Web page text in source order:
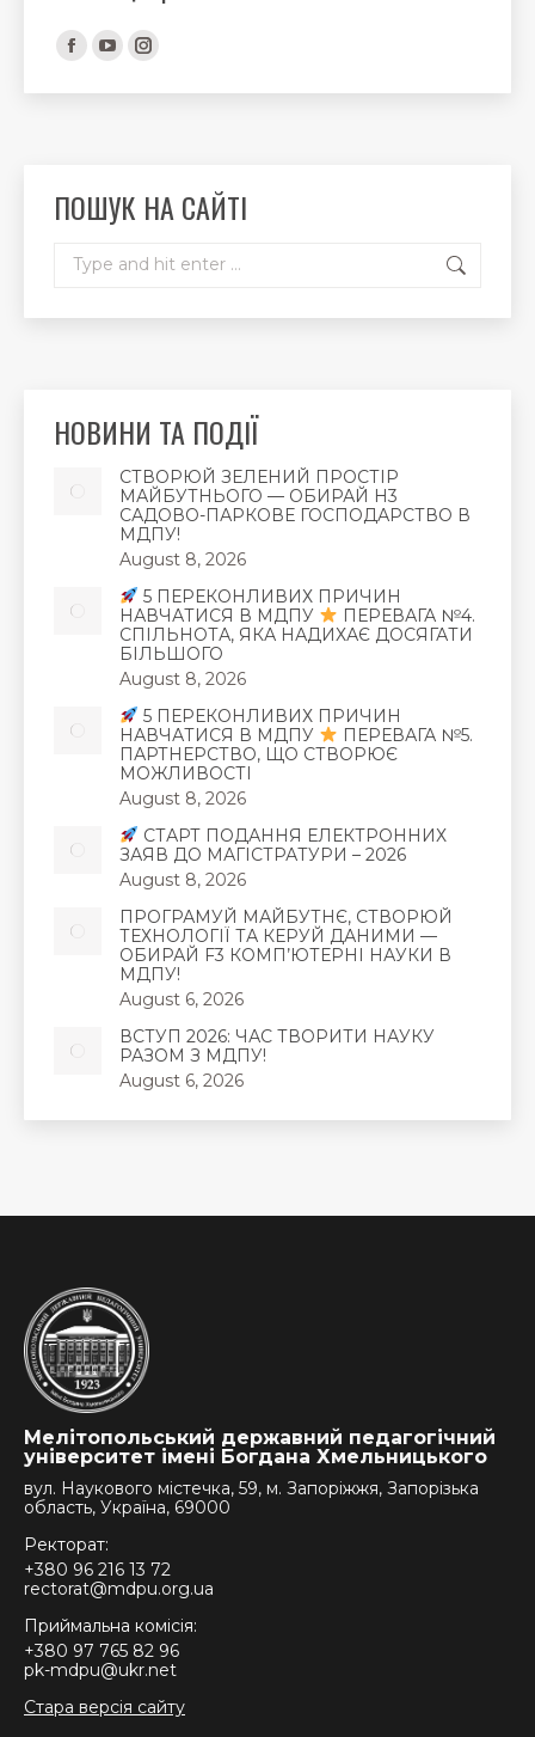
Find us on:
Facebook
page
window
YouTube
page
window
Instagram
page
window
ПОШУК НА САЙТІ
НОВИНИ ТА ПОДІЇ
СТВОРЮЙ ЗЕЛЕНИЙ ПРОСТІР
МАЙБУТНЬОГО — ОБИРАЙ Н3
САДОВО-ПАРКОВЕ ГОСПОДАРСТВО В
МДПУ!
August 8, 2026
5 ПЕРЕКОНЛИВИХ ПРИЧИН
НАВЧАТИСЯ В МДПУ
ПЕРЕВАГА №4.
СПІЛЬНОТА, ЯКА НАДИХАЄ ДОСЯГАТИ
БІЛЬШОГО
August 8, 2026
5 ПЕРЕКОНЛИВИХ ПРИЧИН
НАВЧАТИСЯ В МДПУ
ПЕРЕВАГА №5.
ПАРТНЕРСТВО, ЩО СТВОРЮЄ
МОЖЛИВОСТІ
August 8, 2026
СТАРТ ПОДАННЯ ЕЛЕКТРОННИХ
ЗАЯВ ДО МАГІСТРАТУРИ – 2026
August 8, 2026
ПРОГРАМУЙ МАЙБУТНЄ, СТВОРЮЙ
ТЕХНОЛОГІЇ ТА КЕРУЙ ДАНИМИ —
ОБИРАЙ F3 КОМП’ЮТЕРНІ НАУКИ В
МДПУ!
August 6, 2026
ВСТУП 2026: ЧАС ТВОРИТИ НАУКУ
РАЗОМ З МДПУ!
August 6, 2026
Мелітопольський державний педагогічний
університет імені Богдана Хмельницького
вул. Наукового містечка, 59, м. Запоріжжя, Запорізька
область, Україна, 69000
Ректорат:
+380 96 216 13 72
rectorat@mdpu.org.ua
Приймальна комісія:
+380 97 765 82 96
pk-mdpu@ukr.net
Стара версія сайту